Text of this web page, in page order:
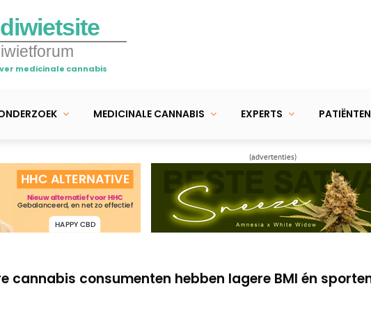
medicinale cannabis
MEDICINALE CANNABIS EXPERTS PATIËNTEN
(advertenties)
geweld en terrorisme Israël krijgen gratis wiet +
aan de ‘cannabis zelfmedicatie’ door falen...
geweld en terrorisme Israël krijgen gratis wiet +